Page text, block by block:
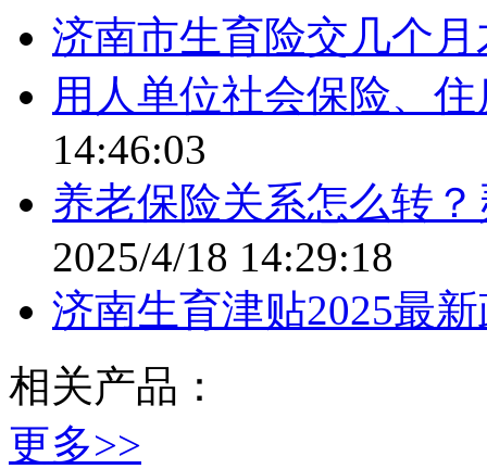
济南市生育险交几个
用人单位社会保险、
14:46:03
养老保险关系怎么转
2025/4/18 14:29:18
济南生育津贴2025最
相关产品：
更多>>